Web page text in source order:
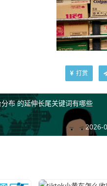
打赏
布 的延伸长尾关键词有哪些
2026-